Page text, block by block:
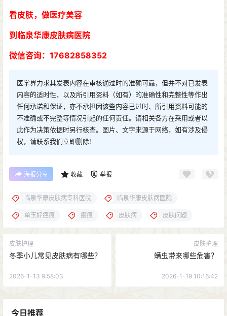
看皮肤，做医疗美容
到临泉华康皮肤病医院
微信咨询：17682858352
医学界力求其发表内容在审核通过时的准确可靠，但并不对已发表
内容的适时性，以及所引用资料（如有）的准确性和完整性等作出
任何承诺和保证，亦不承担因该些内容已过时、所引用资料可能的
不准确或不完整等情况引起的任何责任。请相关各方在采用或者以
此作为决策依据时另行核查。图片、文字来源于网络，如有涉及侵
权，请联系我们立即删除！
海报分享 收藏 举报
临泉华康皮肤病专科医院 临泉华康皮肤病医院
单玉好疤痕 瘢痕 皮肤病 皮肤问题
皮肤护理
冬季小儿常见皮肤病有哪些？
2026-1-13 9:58:03
皮肤护理
螨虫带来哪些危害？
2026-1-19 10:16:42
今日推荐